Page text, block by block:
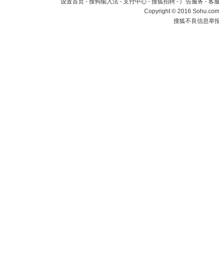
设置首页 - 搜狗输入法 - 支付中心 - 搜狐招聘 - 广告服务 - 客
Copyright©2016
搜狐不良信息举